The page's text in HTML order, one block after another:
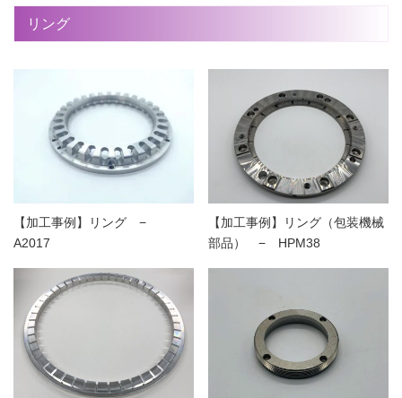
リング
【加工事例】リング −
A2017
【加工事例】リング（包装機械
部品） − HPM38